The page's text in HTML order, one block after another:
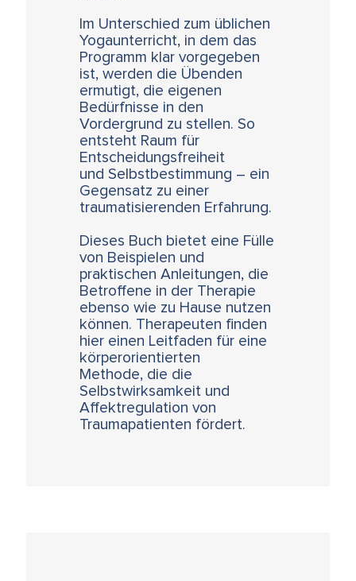
Im Unterschied zum üblichen
Yogaunterricht, in dem das
Programm klar vorgegeben
ist, werden die Übenden
ermutigt, die eigenen
Bedürfnisse in den
Vordergrund zu stellen. So
entsteht Raum für
Entscheidungsfreiheit
und Selbstbestimmung – ein
Gegensatz zu einer
traumatisierenden Erfahrung.
Dieses Buch bietet eine Fülle
von Beispielen und
praktischen Anleitungen, die
Betroffene in der Therapie
ebenso wie zu Hause nutzen
können. Therapeuten finden
hier einen Leitfaden für eine
körperorientierten
Methode, die die
Selbstwirksamkeit und
Affektregulation von
Traumapatienten fördert.